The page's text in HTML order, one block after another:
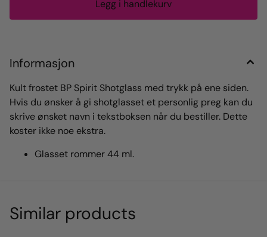
Informasjon
Kult frostet BP Spirit Shotglass med trykk på ene siden.
Hvis du ønsker å gi shotglasset et personlig preg kan du
skrive ønsket navn i tekstboksen når du bestiller. Dette
koster ikke noe ekstra.
Glasset rommer 44 ml.
Similar products